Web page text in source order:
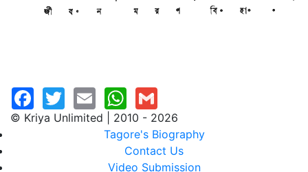
© Kriya Unlimited | 2010 - 2026
Tagore's Biography
Contact Us
Video Submission